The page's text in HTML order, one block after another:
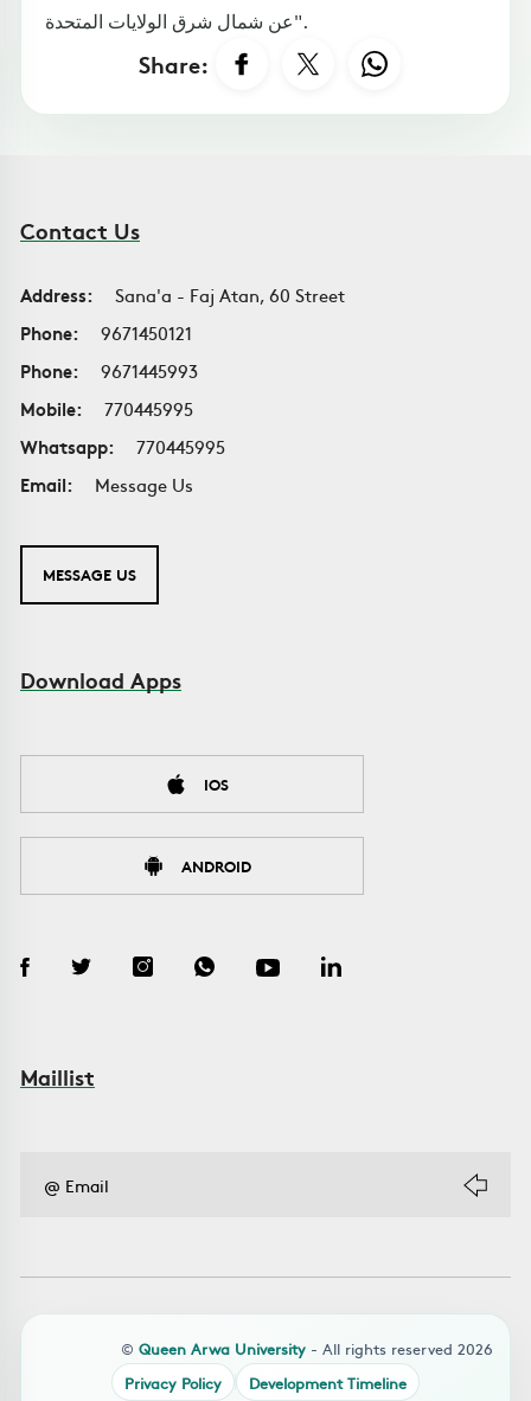
عن شمال شرق الولايات المتحدة".
Share:
Contact Us
Address:
Sana'a - Faj Atan, 60 Street
Phone:
9671450121
Phone:
9671445993
Mobile:
770445995
Whatsapp:
770445995
Email:
Message Us
MESSAGE US
Download Apps
IOS
ANDROID
Maillist
© Queen Arwa University - All rights reserved 2026
Privacy Policy
Development Timeline